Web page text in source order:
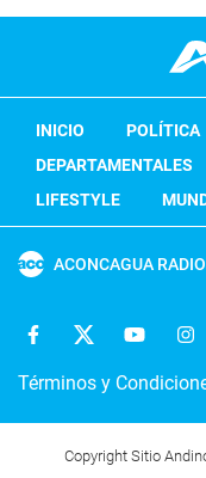
INICIO POLÍTICA
DEPARTAMENTALES
LIFESTYLE
ACONCAGUA RADIO
Términos y
Copyright Sitio